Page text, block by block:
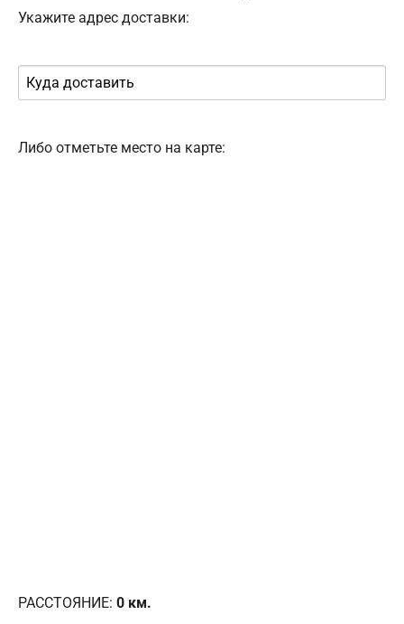
Укажите адрес доставки:
Либо отметьте место на карте:
РАССТОЯНИЕ: 0 км.